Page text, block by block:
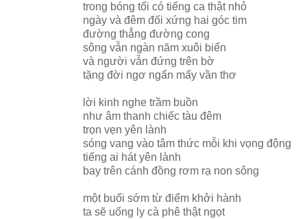
trong bóng tối có tiếng ca thật nhỏ
ngày và đêm đối xứng hai góc tim
đường thẳng đường cong
sông vẫn ngàn năm xuôi biển
và người vẫn đứng trên bờ
tặng đời ngơ ngẩn mấy vần thơ
lời kinh nghe trầm buồn
như âm thanh chiếc tàu đêm
trọn vẹn yên lành
sóng vang vào tâm thức mỗi khi vọng động
tiếng ai hát yên lành
bay trên cánh đồng rơm rạ non sông
một buổi sớm từ điểm khởi hành
ta sẽ uống ly cà phê thật ngọt